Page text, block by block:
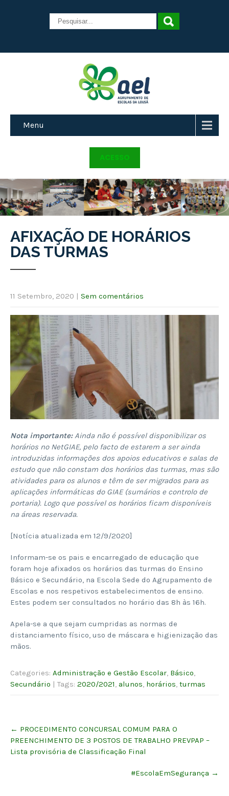
Menu
ACESSO
AFIXAÇÃO DE HORÁRIOS
DAS TURMAS
11 Setembro, 2020 | Sem comentários
Nota importante:Ainda não é possível disponibilizar os
horários no NetGIAE, pelo facto de estarem a ser ainda
introduzidas informações dos apoios educativos e salas de
estudo que não constam dos horários das turmas, mas são
atividades para os alunos e têm de ser migrados para as
aplicações informáticas do GIAE (sumários e controlo de
portaria). Logo que possível os horários ficam disponíveis
na áreas reservada.
[Notícia atualizada em 12/9/2020]
Informam-se os pais e encarregado de educação que
foram hoje afixados os horários das turmas do Ensino
Básico e Secundário, na Escola Sede do Agrupamento de
Escolas e nos respetivos estabelecimentos de ensino.
Estes podem ser consultados no horário das 8h às 16h.
Apela-se a que sejam cumpridas as normas de
distanciamento físico, uso de máscara e higienização das
mãos.
Categories: Administração e Gestão Escolar Básico
Secundário | Tags: 2020/2021 alunos horários turmas
navigation
← PROCEDIMENTO CONCURSAL COMUM PARA O
PREENCHIMENTO DE 3 POSTOS DE TRABALHO PREVPAP –
Lista provisória de Classificação Final
#EscolaEmSegurança →